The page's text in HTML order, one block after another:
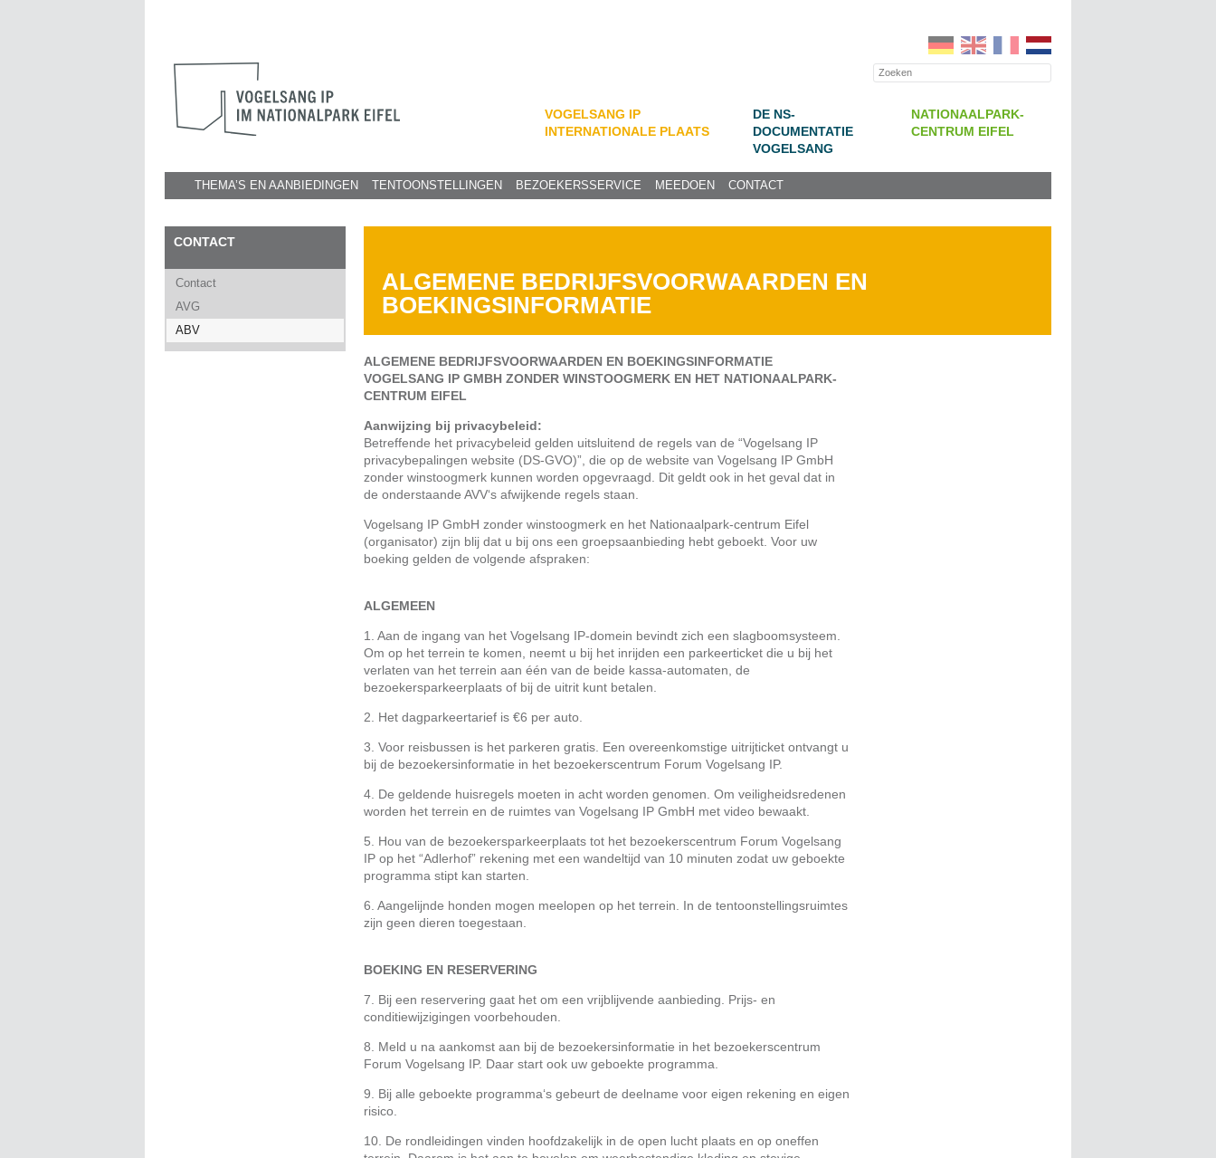
VOGELSANG IP
INTERNATIONALE PLAATS
DE NS-
DOCUMENTATIE
VOGELSANG
NATIONAALPARK-
CENTRUM EIFEL
THEMA’S EN AANBIEDINGEN TENTOONSTELLINGEN BEZOEKERSSERVICE MEEDOEN CONTACT
CONTACT
Contact
AVG
ABV
ALGEMENE BEDRIJFSVOORWAARDEN EN
BOEKINGSINFORMATIE
ALGEMENE BEDRIJFSVOORWAARDEN EN BOEKINGSINFORMATIE
VOGELSANG IP GMBH ZONDER WINSTOOGMERK EN HET NATIONAALPARK-
CENTRUM EIFEL
Aanwijzing bij privacybeleid:
Betreffende het privacybeleid gelden uitsluitend de regels van de “Vogelsang IP
privacybepalingen website (DS-GVO)”, die op de website van Vogelsang IP GmbH
zonder winstoogmerk kunnen worden opgevraagd. Dit geldt ook in het geval dat in
de onderstaande AVV‘s afwijkende regels staan.
Vogelsang IP GmbH zonder winstoogmerk en het Nationaalpark-centrum Eifel
(organisator) zijn blij dat u bij ons een groepsaanbieding hebt geboekt. Voor uw
boeking gelden de volgende afspraken:
ALGEMEEN
1. Aan de ingang van het Vogelsang IP-domein bevindt zich een slagboomsysteem.
Om op het terrein te komen, neemt u bij het inrijden een parkeerticket die u bij het
verlaten van het terrein aan één van de beide kassa-automaten, de
bezoekersparkeerplaats of bij de uitrit kunt betalen.
2. Het dagparkeertarief is €6 per auto.
3. Voor reisbussen is het parkeren gratis. Een overeenkomstige uitrijticket ontvangt u
bij de bezoekersinformatie in het bezoekerscentrum Forum Vogelsang IP.
4. De geldende huisregels moeten in acht worden genomen. Om veiligheidsredenen
worden het terrein en de ruimtes van Vogelsang IP GmbH met video bewaakt.
5. Hou van de bezoekersparkeerplaats tot het bezoekerscentrum Forum Vogelsang
IP op het “Adlerhof” rekening met een wandeltijd van 10 minuten zodat uw geboekte
programma stipt kan starten.
6. Aangelijnde honden mogen meelopen op het terrein. In de tentoonstellingsruimtes
zijn geen dieren toegestaan.
BOEKING EN RESERVERING
7. Bij een reservering gaat het om een vrijblijvende aanbieding. Prijs- en
conditiewijzigingen voorbehouden.
8. Meld u na aankomst aan bij de bezoekersinformatie in het bezoekerscentrum
Forum Vogelsang IP. Daar start ook uw geboekte programma.
9. Bij alle geboekte programma‘s gebeurt de deelname voor eigen rekening en eigen
risico.
10. De rondleidingen vinden hoofdzakelijk in de open lucht plaats en op oneffen